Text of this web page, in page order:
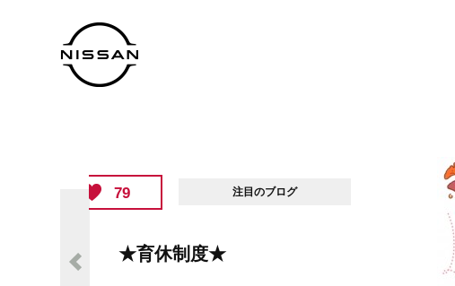
注目のブログ
★素敵な家族のもとへ★